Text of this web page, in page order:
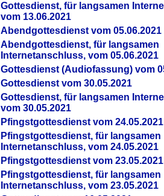
Gottesdienst, für langsamen
vom 13.06.2021
Abendgottesdienst vom 05.06.2021
Abendgottesdienst, für langsamen
Internetanschluss, vom 05.06.2021
Gottesdienst (Audiofassung) vom
Gottesdienst vom 30.05.2021
Gottesdienst, für langsamen
vom 30.05.2021
Pfingstgottesdienst vom 24.05.2021
Pfingstgottesdienst, für langsamen
Internetanschluss, vom 24.05.2021
Pfingstgottesdienst vom 23.05.2021
Pfingstgottesdienst, für langsamen
Internetanschluss, vom 23.05.2021